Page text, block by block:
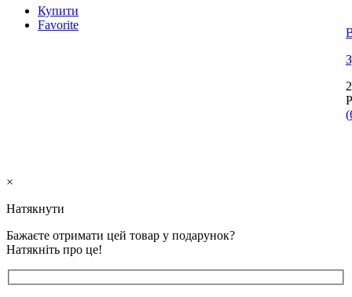
Купити
Favorite
(
×
Натякнути
Бажаєте отримати цей товар у подарунок?
Натякніть про це!